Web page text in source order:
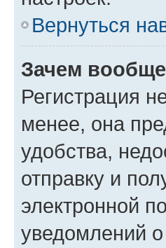
Вернуться
Зачем
Регистрация
менее, она
удобства,
отправку и
электронной
уведомлений